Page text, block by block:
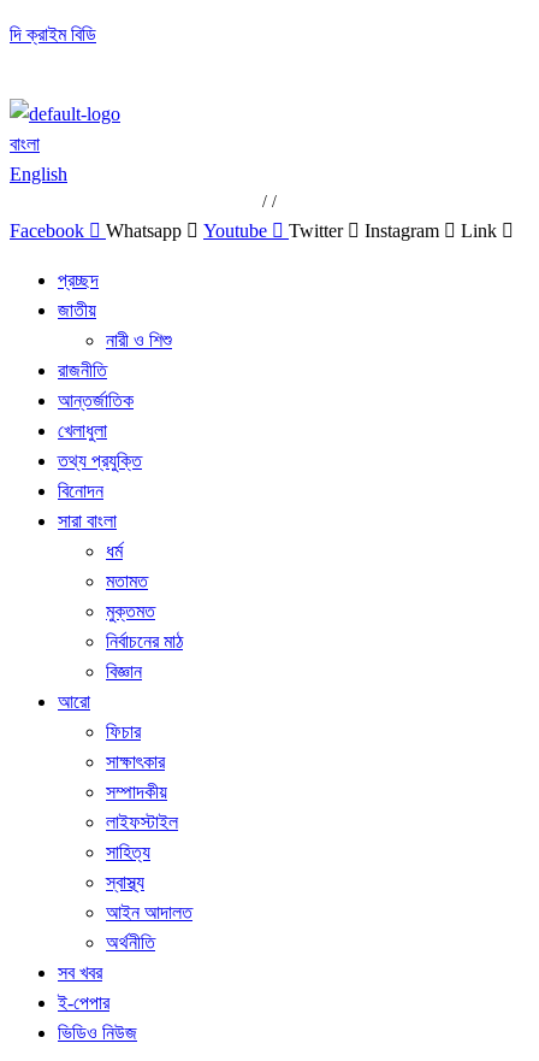
দি ক্রাইম বিডি
বাংলা
English
/ /
Facebook Whatsapp Youtube Twitter Instagram Link
প্রচ্ছদ
জাতীয়
নারী ও শিশু
রাজনীতি
আন্তর্জাতিক
খেলাধুলা
তথ্য প্রযুক্তি
বিনোদন
সারা বাংলা
ধর্ম
মতামত
মুক্তমত
নির্বাচনের মাঠ
বিজ্ঞান
আরো
ফিচার
সাক্ষাৎকার
সম্পাদকীয়
লাইফস্টাইল
সাহিত্য
স্বাস্থ্য
আইন আদালত
অর্থনীতি
সব খবর
ই-পেপার
ভিডিও নিউজ